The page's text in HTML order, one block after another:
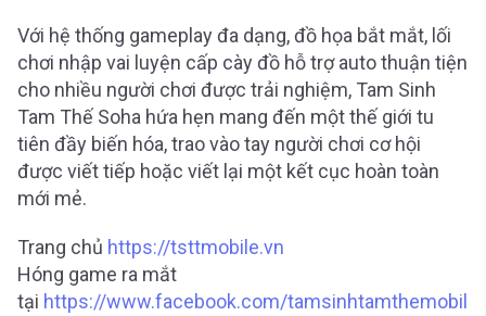
Với hệ thống gameplay đa dạng, đồ họa bắt mắt, lối
chơi nhập vai luyện cấp cày đồ hỗ trợ auto thuận tiện
cho nhiều người chơi được trải nghiệm, Tam Sinh
Tam Thế Soha hứa hẹn mang đến một thế giới tu
tiên đầy biến hóa, trao vào tay người chơi cơ hội
được viết tiếp hoặc viết lại một kết cục hoàn toàn
mới mẻ.
Trang chủ https://tsttmobile.vn
Hóng game ra mắt
tại https://www.facebook.com/tamsinhtamthemobil